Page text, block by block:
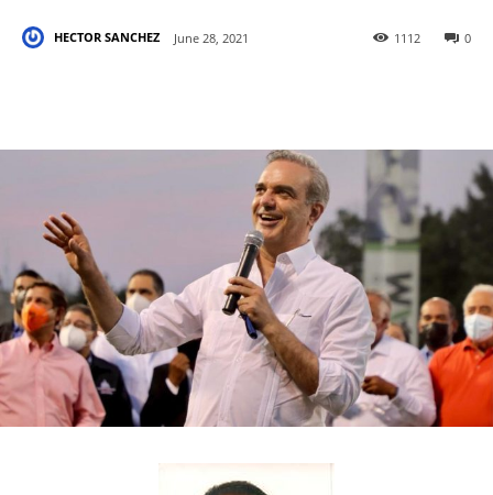
HECTOR SANCHEZ June 28, 2021 0
1112